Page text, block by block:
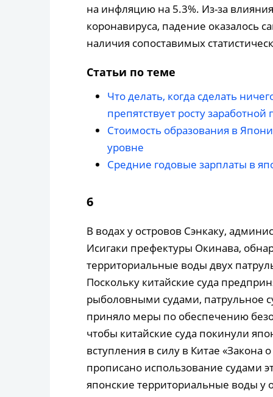
на инфляцию на 5.3%. Из-за
коронавируса, падение оказалось
наличия сопоставимых
Статьи по теме
Что делать, когда сделать
препятствует росту заработной
Стоимость образования в
уровне
Средние годовые зарплаты в
6
В водах у островов Сэнкаку,
Исигаки префектуры Окинава,
территориальные воды двух
Поскольку китайские суда
рыболовными судами, патрульное
приняло меры по обеспечению
чтобы китайские суда покинули
вступления в силу в Китае «Закона
прописано использование судами
японские территориальные воды у